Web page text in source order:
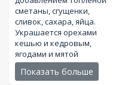
сметаны, сгущенки,
сливок, сахара, яйца.
Украшается орехами
кешью и кедровым,
ягодами и мятой
Показать больше